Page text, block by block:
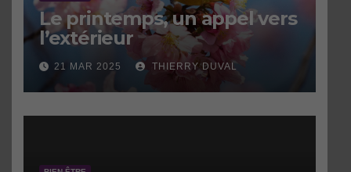
Le printemps, un appel vers
l’extérieur
21 MAR 2025 THIERRY DUVAL